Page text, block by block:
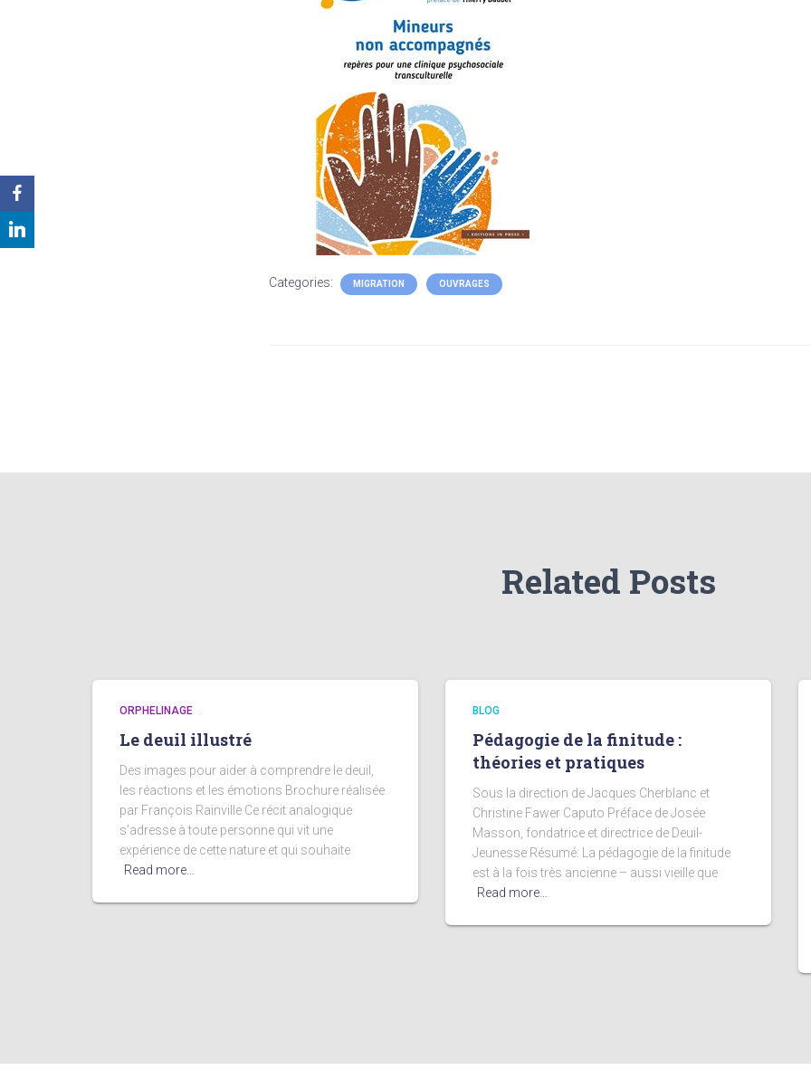
Categories: MIGRATION OUVRAGES
Related Posts
ORPHELINAGE
Le deuil illustré
Des images pour aider à comprendre le deuil,
les réactions et les émotions Brochure réalisée
par François Rainville Ce récit analogique
s’adresse à toute personne qui vit une
expérience de cette nature et qui souhaite
Read more…
BLOG
Pédagogie de la finitude :
théories et pratiques
Sous la direction de Jacques Cherblanc et
Christine Fawer Caputo Préface de Josée
Masson, fondatrice et directrice de Deuil-
Jeunesse Résumé: La pédagogie de la finitude
est à la fois très ancienne – aussi vieille que
Read more…